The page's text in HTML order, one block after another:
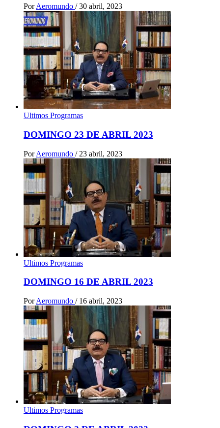
Por Aeromundo / 30 abril, 2023
Ultimos Programas
DOMINGO 23 DE ABRIL 2023
Por Aeromundo / 23 abril, 2023
Ultimos Programas
DOMINGO 16 DE ABRIL 2023
Por Aeromundo / 16 abril, 2023
Ultimos Programas